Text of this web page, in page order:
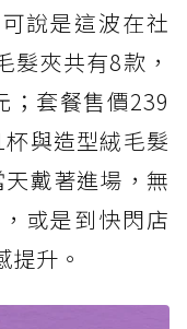
說是這波在社
髮夾共有8款，
；套餐售價239
與造型絨毛髮
戴著進場，無
或是到快閃店
升。